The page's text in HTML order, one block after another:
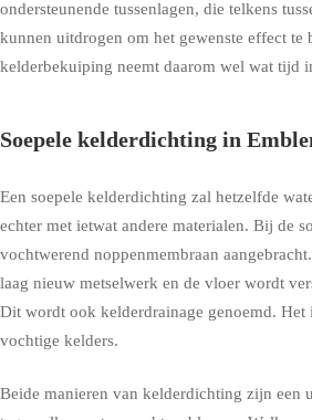
ondersteunende tussenlagen, die telkens
kunnen uitdrogen om het gewenste effect te
kelderbekuiping neemt daarom wel wat tijd
Soepele kelderdichting in
Een soepele kelderdichting zal hetzelfde
echter met ietwat andere materialen. Bij de
vochtwerend noppenmembraan
laag nieuw metselwerk en de vloer wordt
Dit wordt ook kelderdrainage genoemd. Het
vochtige kelders.
Beide manieren van kelderdichting zijn een